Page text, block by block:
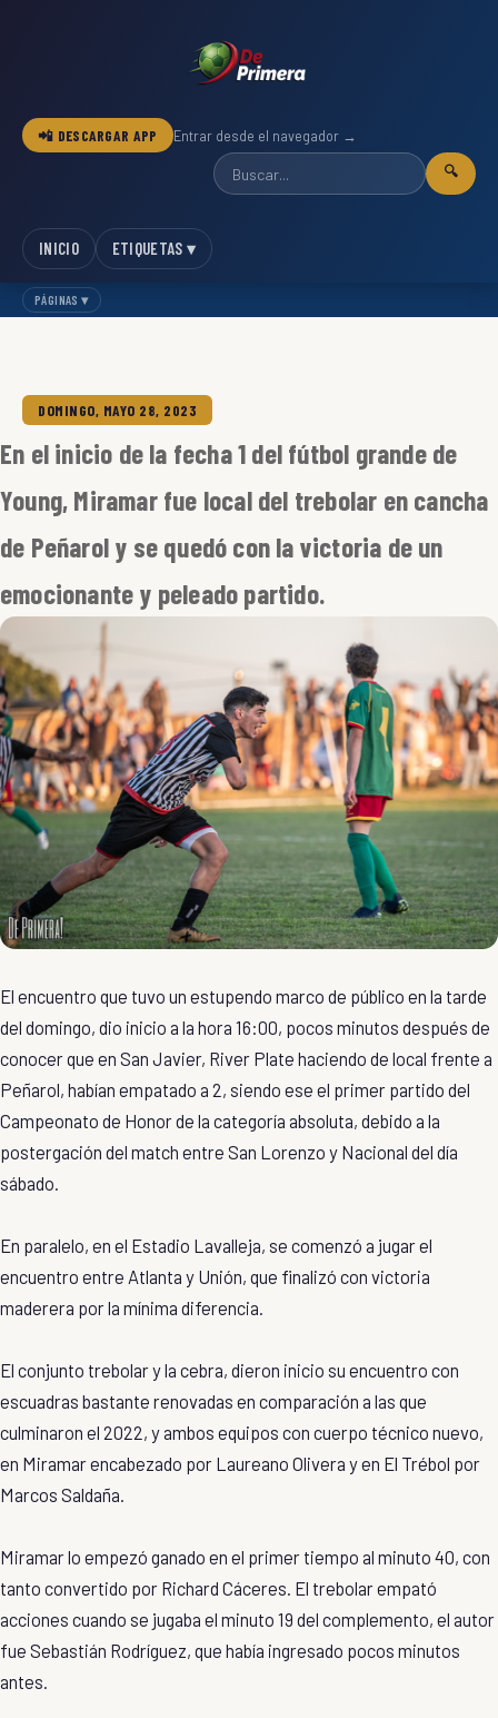
📲 DESCARGAR APP Entrar desde el navegador →
🔍
INICIO ETIQUETAS ▾
PÁGINAS ▾
DOMINGO, MAYO 28, 2023
En el inicio de la fecha 1 del fútbol grande de
Young, Miramar fue local del trebolar en cancha
de Peñarol y se quedó con la victoria de un
emocionante y peleado partido.
El encuentro que tuvo un estupendo marco de público en la tarde
del domingo, dio inicio a la hora 16:00, pocos minutos después de
conocer que en San Javier, River Plate haciendo de local frente a
Peñarol, habían empatado a 2, siendo ese el primer partido del
Campeonato de Honor de la categoría absoluta, debido a la
postergación del match entre San Lorenzo y Nacional del día
sábado.
En paralelo, en el Estadio Lavalleja, se comenzó a jugar el
encuentro entre Atlanta y Unión, que finalizó con victoria
maderera por la mínima diferencia.
El conjunto trebolar y la cebra, dieron inicio su encuentro con
escuadras bastante renovadas en comparación a las que
culminaron el 2022, y ambos equipos con cuerpo técnico nuevo,
en Miramar encabezado por Laureano Olivera y en El Trébol por
Marcos Saldaña.
Miramar lo empezó ganado en el primer tiempo al minuto 40, con
tanto convertido por Richard Cáceres. El trebolar empató
acciones cuando se jugaba el minuto 19 del complemento, el autor
fue Sebastián Rodríguez, que había ingresado pocos minutos
antes.